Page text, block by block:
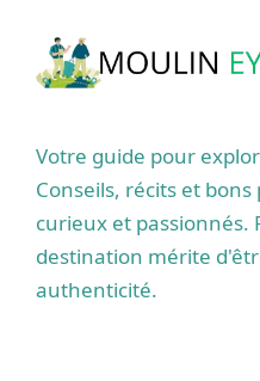
Votre guide pour
Conseils, récits et
curieux et passionnés.
destination mérite
authenticité.